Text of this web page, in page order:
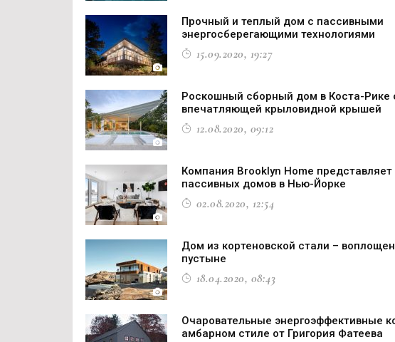
Прочный и теплый дом с пассивными
энергосберегающими технологиями
15.09.2020, 19:27
Роскошный сборный дом в Коста-Рике
впечатляющей крыловидной крышей
12.08.2020, 09:12
Компания Brooklyn Home
пассивных домов в Нью-Йорке
02.08.2020, 12:54
Дом из кортеновской стали –
пустыне
18.04.2020, 08:43
Очаровательные энергоэффективные
амбарном стиле от Григория Фатеева